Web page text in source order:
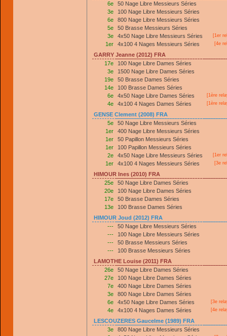
6e
50 Nage Libre Messieurs Séries
3e
100 Nage Libre Messieurs Séries
6e
800 Nage Libre Messieurs Séries
5e
50 Brasse Messieurs Séries
3e
4x50 Nage Libre Messieurs Séries [1er
1er 4x100 4 Nages Messieurs Séries [4e
GARRY Jeanne (2012) FRA
17e
100 Nage Libre Dames Séries
3e
1500 Nage Libre Dames Séries
19e
50 Brasse Dames Séries
14e
100 Brasse Dames Séries
6e
4x50 Nage Libre Dames Séries [1ère
4e 4x100 4 Nages Dames Séries [1ère
GENSE Clement (2008) FRA
5e
50 Nage Libre Messieurs Séries
1er
400 Nage Libre Messieurs Séries
1er
50 Papillon Messieurs Séries
1er
100 Papillon Messieurs Séries
2e
4x50 Nage Libre Messieurs Séries [1er
1er 4x100 4 Nages Messieurs Séries [3e
HIMOUR Ines (2010) FRA
25e
50 Nage Libre Dames Séries
20e
100 Nage Libre Dames Séries
17e
50 Brasse Dames Séries
13e
100 Brasse Dames Séries
HIMOUR Joud (2012) FRA
---
50 Nage Libre Messieurs Séries
---
100 Nage Libre Messieurs Séries
---
50 Brasse Messieurs Séries
---
100 Brasse Messieurs Séries
LAMOTHE Louise (2011) FRA
26e
50 Nage Libre Dames Séries
27e
100 Nage Libre Dames Séries
7e
400 Nage Libre Dames Séries
3e
800 Nage Libre Dames Séries
6e
4x50 Nage Libre Dames Séries [3e
4e 4x100 4 Nages Dames Séries [4e
LESCOUZERES Gaucelme (1989) FRA
3e
800 Nage Libre Messieurs Séries